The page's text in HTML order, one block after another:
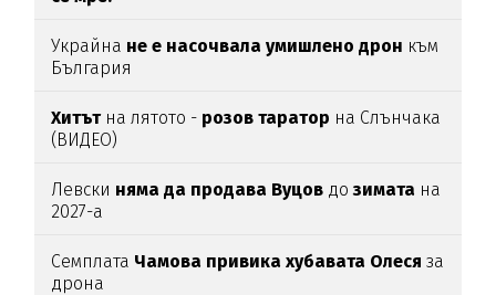
Украйна не е насочвала умишлено дрон към
България
Хитътна лятото - розов таратор на Слънчака
(ВИДЕО)
Левски няма да продава Вуцов дозимата на
2027-а
Семплата Чамова привика хубавата Олеся за
дрона